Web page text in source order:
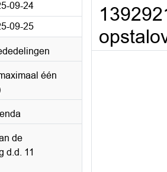
09-24
09-25
één
de
d.d. 11